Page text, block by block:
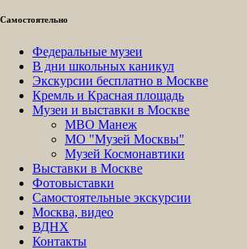
Самостоятельно
Федеральные музеи
В дни школьных каникул
Экскурсии бесплатно в Москве
Кремль и Красная площадь
Музеи и выставки в Москве
МВО Манеж
МО "Музей Москвы"
Музей Космонавтики
Выставки в Москве
Фотовыставки
Самостоятельные экскурсии
Москва, видео
ВДНХ
Контакты